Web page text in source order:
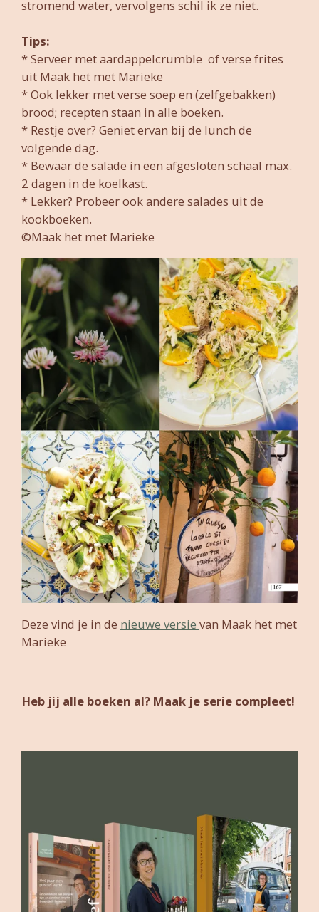
stromend water, vervolgens schil ik ze niet.
Tips:
* Serveer met aardappelcrumble of verse frites
uit Maak het met Marieke
* Ook lekker met verse soep en (zelfgebakken)
brood; recepten staan in alle boeken.
* Restje over? Geniet ervan bij de lunch de
volgende dag.
* Bewaar de salade in een afgesloten schaal max.
2 dagen in de koelkast.
* Lekker? Probeer ook andere salades uit de
kookboeken.
©Maak het met Marieke
Deze vind je in de nieuwe versie van Maak het met
Marieke
Heb jij alle boeken al? Maak je serie compleet!